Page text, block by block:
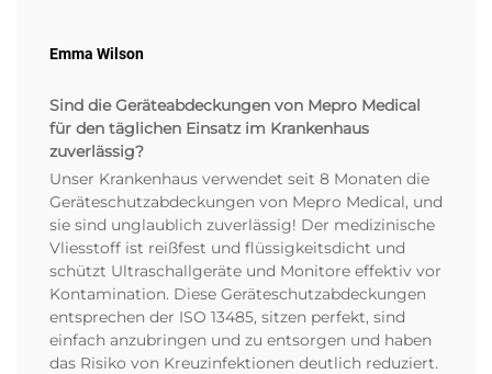
Emma Wilson
Sind die Geräteabdeckungen von Mepro Medical
für den täglichen Einsatz im Krankenhaus
zuverlässig?
Unser Krankenhaus verwendet seit 8 Monaten die
Geräteschutzabdeckungen von Mepro Medical, und
sie sind unglaublich zuverlässig! Der medizinische
Vliesstoff ist reißfest und flüssigkeitsdicht und
schützt Ultraschallgeräte und Monitore effektiv vor
Kontamination. Diese Geräteschutzabdeckungen
entsprechen der ISO 13485, sitzen perfekt, sind
einfach anzubringen und zu entsorgen und haben
das Risiko von Kreuzinfektionen deutlich reduziert.